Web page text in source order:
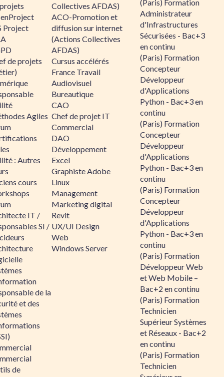
Project
de projets
Agiles
: Autres
cours
IT /
SI /
de la
et des
de
Collectives AFDAS)
ACO-Promotion et
diffusion sur internet
(Actions Collectives
AFDAS)
Cursus accélérés
France Travail
Audiovisuel
Bureautique
CAO
Chef de projet IT
Commercial
DAO
Développement
Excel
Graphiste Adobe
Linux
Management
Marketing digital
Revit
UX/UI Design
Web
Windows Server
(Paris) Formation
Administrateur
d'Infrastructures
Sécurisées - Bac+3
en continu
(Paris) Formation
Concepteur
Développeur
d'Applications
Python - Bac+3 en
continu
(Paris) Formation
Concepteur
Développeur
d'Applications
Python - Bac+3 en
continu
(Paris) Formation
Concepteur
Développeur
d'Applications
Python - Bac+3 en
continu
(Paris) Formation
Développeur Web
et Web Mobile –
Bac+2 en continu
(Paris) Formation
Technicien
Supérieur Systèmes
et Réseaux - Bac+2
en continu
(Paris) Formation
Technicien